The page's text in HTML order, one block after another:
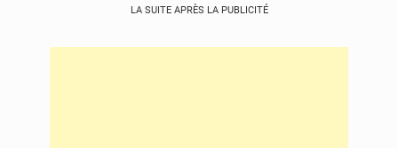
LA SUITE APRÈS LA PUBLICITÉ